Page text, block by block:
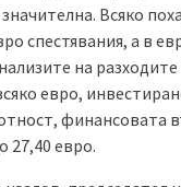
Всяко
спестявания, а в
на
евро,
финансовата
27,40 евро.